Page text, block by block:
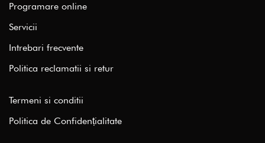
Programare online
Servicii
Intrebari frecvente
Politica reclamatii si retur
Termeni si conditii
Politica de Confidențialitate